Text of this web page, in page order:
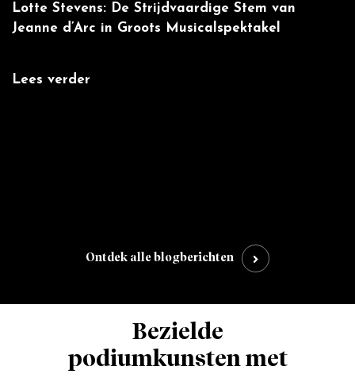
Lotte Stevens: De Strijdvaardige Stem van
Jeanne d’Arc in Groots Musicalspektakel
Lees verder
Ontdek alle blogberichten
Bezielde
podiumkunsten met